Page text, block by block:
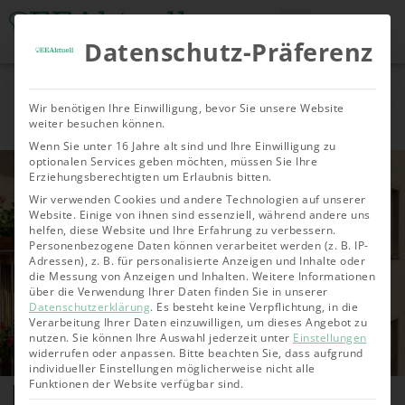
Nachhaltige
Investments
Allgemein Bioenergie
Balkonkraftwerk Vergleich
Datenschutz-Präferenz
Wir benötigen Ihre Einwilligung, bevor Sie unsere Website
weiter besuchen können.
Wenn Sie unter 16 Jahre alt sind und Ihre Einwilligung zu
optionalen Services geben möchten, müssen Sie Ihre
Erziehungsberechtigten um Erlaubnis bitten.
Wir verwenden Cookies und andere Technologien auf unserer
Website. Einige von ihnen sind essenziell, während andere uns
helfen, diese Website und Ihre Erfahrung zu verbessern.
Personenbezogene Daten können verarbeitet werden (z. B. IP-
Adressen), z. B. für personalisierte Anzeigen und Inhalte oder
die Messung von Anzeigen und Inhalten. Weitere Informationen
über die Verwendung Ihrer Daten finden Sie in unserer
Datenschutzerklärung. Es besteht keine Verpflichtung, in die
Verarbeitung Ihrer Daten einzuwilligen, um dieses Angebot zu
nutzen. Sie können Ihre Auswahl jederzeit unter Einstellungen
widerrufen oder anpassen. Bitte beachten Sie, dass aufgrund
individueller Einstellungen möglicherweise nicht alle
Funktionen der Website verfügbar sind.